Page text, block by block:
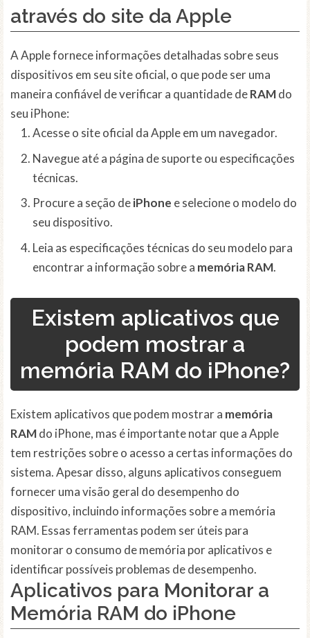
através do site da Apple
A Apple fornece informações detalhadas sobre seus
dispositivos em seu site oficial, o que pode ser uma
maneira confiável de verificar a quantidade deRAMdo
seu iPhone:
Acesse o site oficial da Apple em um navegador.
Navegue até a página de suporte ou especificações
técnicas.
Procure a seção deiPhone e selecione o modelo do
seu dispositivo.
Leia as especificações técnicas do seu modelo para
encontrar a informação sobre a memória RAM.
Existem aplicativos que
podem mostrar a
memória RAM do iPhone?
Existem aplicativos que podem mostrar a memória
RAMdo iPhone, mas é importante notar que a Apple
tem restrições sobre o acesso a certas informações do
sistema. Apesar disso, alguns aplicativos conseguem
fornecer uma visão geral do desempenho do
dispositivo, incluindo informações sobre a memória
RAM. Essas ferramentas podem ser úteis para
monitorar o consumo de memória por aplicativos e
identificar possíveis problemas de desempenho.
Aplicativos para Monitorar a
Memória RAM do iPhone